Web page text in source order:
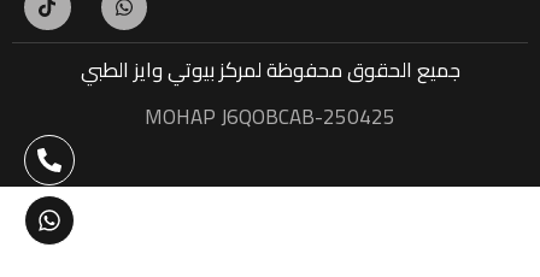
جميع الحقوق محفوظةلمركز بيوتي وايز الطبي
MOHAP J6QOBCAB-250425